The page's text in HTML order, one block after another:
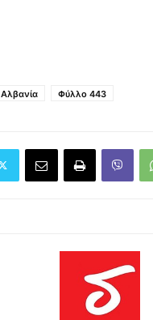
Αλβανία Φύλλο 443